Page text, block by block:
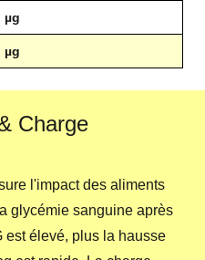
µg
µg
Charge
l'impact des aliments
glycémie sanguine après
est élevé, plus la hausse